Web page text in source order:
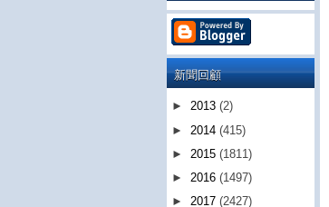
新聞回顧
► 2013 (2)
► 2014 (415)
► 2015 (1811)
► 2016 (1497)
► 2017 (2427)